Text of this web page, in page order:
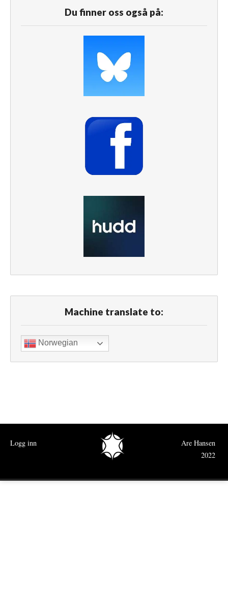
Du finner oss også på:
Machine translate to:
Norwegian
Logg inn
Are Hansen
2022